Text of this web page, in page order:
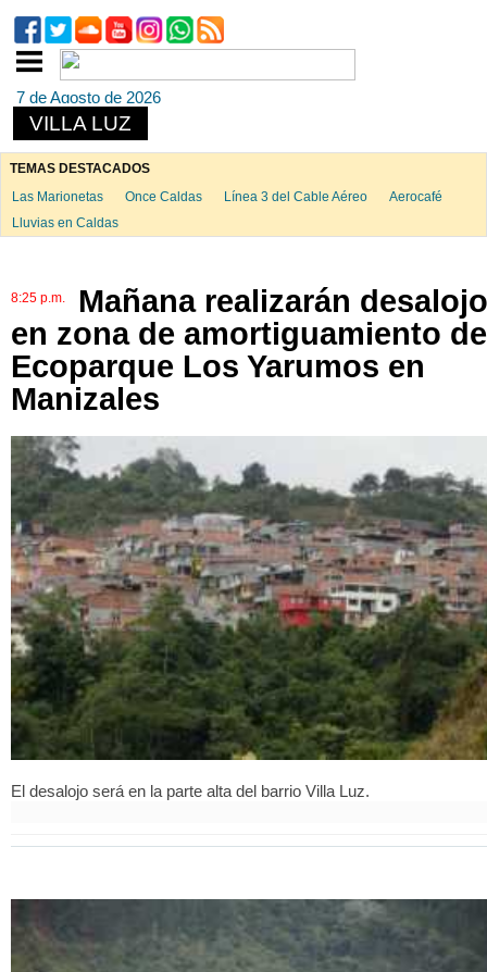
7 de Agosto de 2026
VILLA LUZ
TEMAS DESTACADOS
Las Marionetas
Once Caldas Línea 3 del Cable Aéreo
Aerocafé
Lluvias en Caldas
8:25 p.m.
Mañana realizarán desalojo
en zona de amortiguamiento
Ecoparque Los Yarumos en
Manizales
El desalojo será en la parte alta del barrio Villa Luz.